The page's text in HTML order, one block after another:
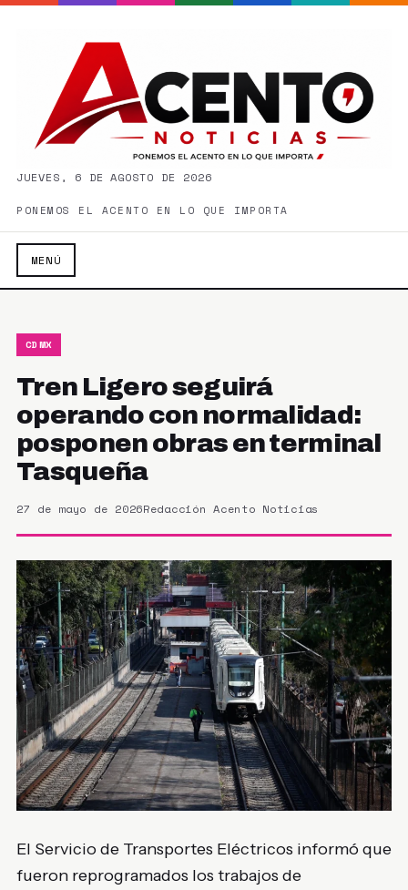
JUEVES, 6 DE AGOSTO DE 2026
PONEMOS EL ACENTO EN LO QUE IMPORTA
MENÚ
CDMX
Tren Ligero seguirá
operando con normalidad:
posponen obras en terminal
Tasqueña
27 de mayo de 2026Redacción Acento Noticias
El Servicio de Transportes Eléctricos informó que
fueron reprogramados los trabajos de